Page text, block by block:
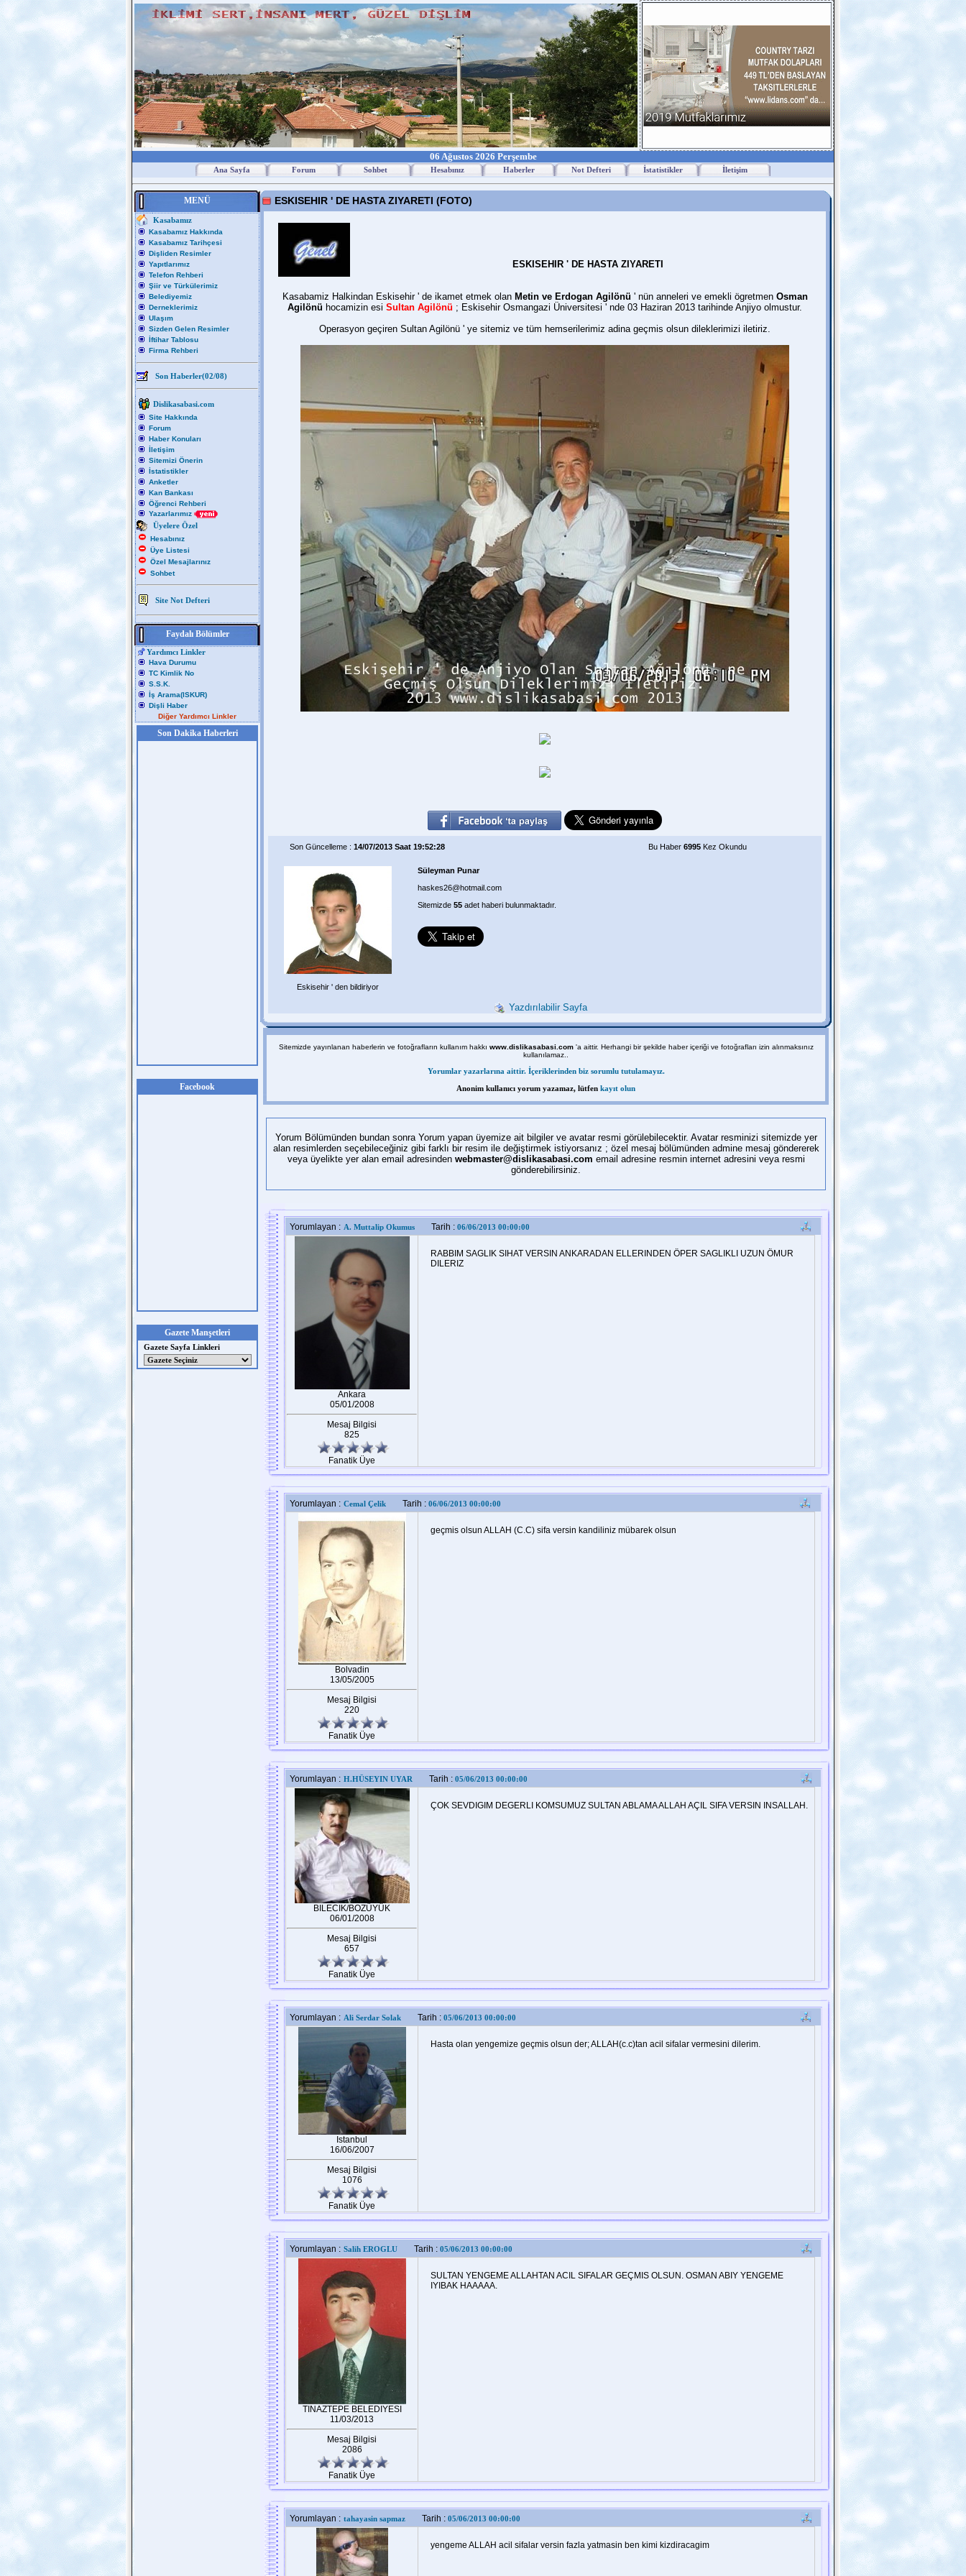
06 Ağustos 2026 Perşembe
Ana Sayfa Forum Sohbet Hesabınız Haberler Not Defteri İstatistikler İletişim
MENÜ
Kasabamız
Kasabamız Hakkında
Kasabamız Tarihçesi
Dişliden Resimler
Yapıtlarımız
Telefon Rehberi
Şiir ve Türkülerimiz
Belediyemiz
Derneklerimiz
Ulaşım
Sizden Gelen Resimler
İftihar Tablosu
Firma Rehberi
Son Haberler(02/08)
Dislikasabasi.com
Site Hakkında
Forum
Haber Konuları
İletişim
Sitemizi Önerin
İstatistikler
Anketler
Kan Bankası
Öğrenci Rehberi
Yazarlarımız
Üyelere Özel
Hesabınız
Üye Listesi
Özel Mesajlarınız
Sohbet
Site Not Defteri
Faydalı Bölümler
Yardımcı Linkler
Hava Durumu
TC Kimlik No
S.S.K.
İş Arama(ISKUR)
Dişli Haber
Diğer Yardımcı Linkler
Son Dakika Haberleri
Facebook
Gazete Manşetleri
Gazete Sayfa Linkleri
ESKISEHIR ' DE HASTA ZIYARETI (FOTO)
ESKISEHIR ' DE HASTA ZIYARETI
Kasabamiz Halkindan Eskisehir ' de ikamet etmek olan Metin ve Erdogan Agilönü ' nün anneleri ve emekli ögretmen Osman
Agilönü hocamizin esi Sultan Agilönü ; Eskisehir Osmangazi Üniversitesi ' nde 03 Haziran 2013 tarihinde Anjiyo olmustur.
Operasyon geçiren Sultan Agilönü ' ye sitemiz ve tüm hemserilerimiz adina geçmis olsun dileklerimizi iletiriz.
Son Güncelleme : 14/07/2013 Saat 19:52:28 Bu Haber 6995 Kez Okundu
Eskisehir ' den bildiriyor
Süleyman Punar
haskes26@hotmail.com
Sitemizde 55 adet haberi bulunmaktadır.
Yazdırılabilir Sayfa
Sitemizde yayınlanan haberlerin ve fotoğrafların kullanım hakkı www.dislikasabasi.com'a aittir. Herhangi bir şekilde haber içeriği ve fotoğrafları izin alınmaksınız
kullanılamaz..
Yorumlar yazarlarına aittir. İçeriklerinden biz sorumlu tutulamayız.
Anonim kullanıcı yorum yazamaz, lütfen kayıt olun
Yorum Bölümünden bundan sonra Yorum yapan üyemize ait bilgiler ve avatar resmi görülebilecektir. Avatar resminizi sitemizde yer
alan resimlerden seçebileceğiniz gibi farklı bir resim ile değiştirmek istiyorsanız ; özel mesaj bölümünden admine mesaj göndererek
veya üyelikte yer alan email adresinden webmaster@dislikasabasi.com email adresine resmin internet adresini veya resmi
gönderebilirsiniz.
Yorumlayan : A. Muttalip Okumus Tarih : 06/06/2013 00:00:00
Ankara
05/01/2008
Mesaj Bilgisi
825
Fanatik Üye
RABBIM SAGLIK SIHAT VERSIN ANKARADAN ELLERINDEN ÖPER SAGLIKLI UZUN ÖMUR
DILERIZ
Yorumlayan : Cemal Çelik Tarih : 06/06/2013 00:00:00
Bolvadin
13/05/2005
Mesaj Bilgisi
220
Fanatik Üye
geçmis olsun ALLAH (C.C) sifa versin kandiliniz mübarek olsun
Yorumlayan : H.HÜSEYIN UYAR Tarih : 05/06/2013 00:00:00
BILECIK/BOZÜYÜK
06/01/2008
Mesaj Bilgisi
657
Fanatik Üye
ÇOK SEVDIGIM DEGERLI KOMSUMUZ SULTAN ABLAMA ALLAH AÇIL SIFA VERSIN INSALLAH.
Yorumlayan : Ali Serdar Solak Tarih : 05/06/2013 00:00:00
Istanbul
16/06/2007
Mesaj Bilgisi
1076
Fanatik Üye
Hasta olan yengemize geçmis olsun der; ALLAH(c.c)tan acil sifalar vermesini dilerim.
Yorumlayan : Salih EROGLU Tarih : 05/06/2013 00:00:00
TINAZTEPE BELEDIYESI
11/03/2013
Mesaj Bilgisi
2086
Fanatik Üye
SULTAN YENGEME ALLAHTAN ACIL SIFALAR GEÇMIS OLSUN. OSMAN ABIY YENGEME
IYIBAK HAAAAA.
Yorumlayan : tahayasin sapmaz Tarih : 05/06/2013 00:00:00
yengeme ALLAH acil sifalar versin fazla yatmasin ben kimi kizdiracagim